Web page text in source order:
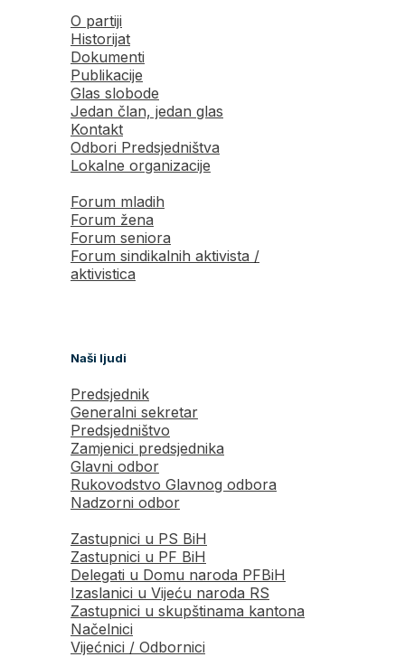
O partiji
Historijat
Dokumenti
Publikacije
Glas slobode
Jedan član, jedan glas
Kontakt
Odbori Predsjedništva
Lokalne organizacije
Forum mladih
Forum žena
Forum seniora
Forum sindikalnih aktivista /
aktivistica
Naši ljudi
Predsjednik
Generalni sekretar
Predsjedništvo
Zamjenici predsjednika
Glavni odbor
Rukovodstvo Glavnog odbora
Nadzorni odbor
Zastupnici u PS BiH
Zastupnici u PF BiH
Delegati u Domu naroda PFBiH
Izaslanici u Vijeću naroda RS
Zastupnici u skupštinama kantona
Načelnici
Vijećnici / Odbornici